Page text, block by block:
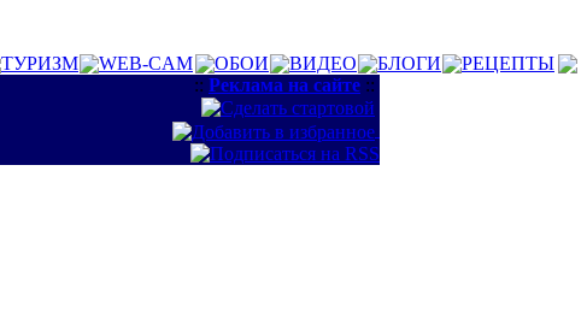
ТУРИЗМ WEB-CAM ОБОИ ВИДЕО БЛОГИ
РЕЦЕПТЫ
:: Реклама на сайте ::